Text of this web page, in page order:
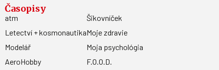
Časopisy
atm
Letectví + kosmonautika
Modelář
AeroHobby
Šikovníček
Moje zdravie
Moja psychológia
F.O.O.D.